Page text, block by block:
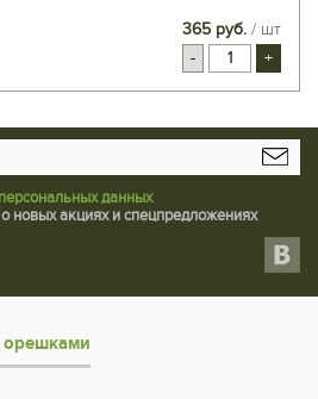
365 руб. / шт
-
+
данных
новых акциях и спецпредложениях
орешками